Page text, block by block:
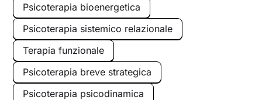
Psicoterapia bioenergetica
Psicoterapia sistemico relazionale
Terapia funzionale
Psicoterapia breve strategica
Psicoterapia psicodinamica